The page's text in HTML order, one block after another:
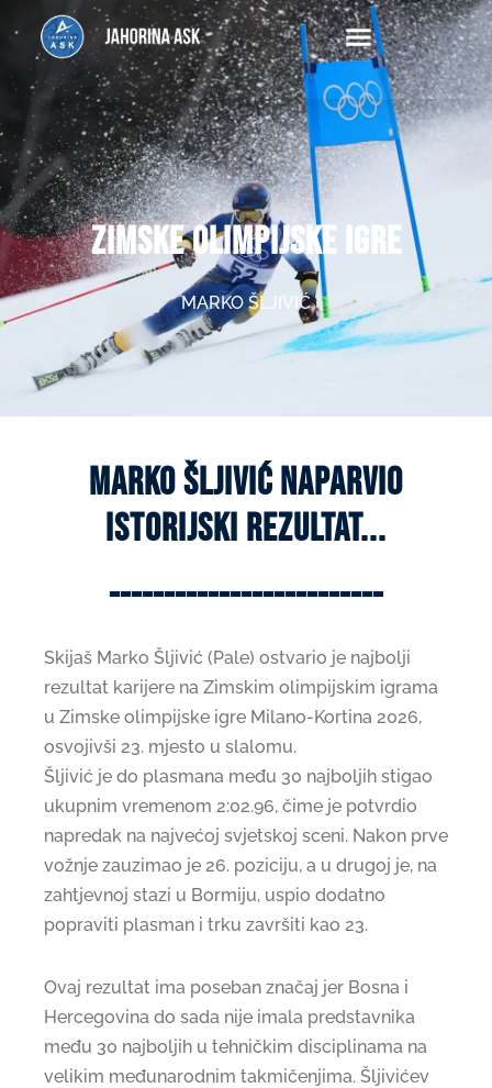
Ask
ZIMSKE OLIMPIJSKE IGRE
MARKO ŠLJIVIĆ
MARKO ŠLJIVIĆ NAPARVIO
ISTORIJSKI REZULTAT...
-------------------------
Skijaš Marko Šljivić (Pale) ostvario je najbolji
rezultat karijere na Zimskim olimpijskim igrama
u Zimske olimpijske igre Milano-Kortina 2026,
osvojivši 23. mjesto u slalomu.
Šljivić je do plasmana među 30 najboljih stigao
ukupnim vremenom 2:02.96, čime je potvrdio
napredak na najvećoj svjetskoj sceni. Nakon prve
vožnje zauzimao je 26. poziciju, a u drugoj je, na
zahtjevnoj stazi u Bormiju, uspio dodatno
popraviti plasman i trku završiti kao 23.
Ovaj rezultat ima poseban značaj jer Bosna i
Hercegovina do sada nije imala predstavnika
među 30 najboljih u tehničkim disciplinama na
velikim međunarodnim takmičenjima. Šljivićev